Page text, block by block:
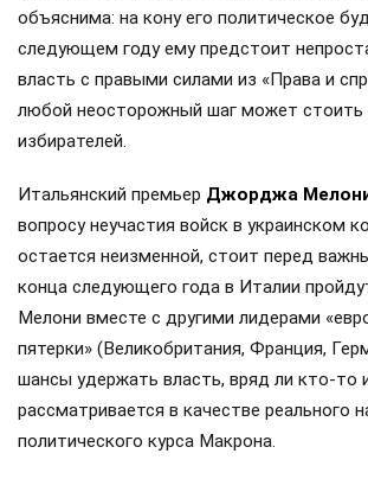
объяснима: на кону его политическое
следующем году ему предстоит
власть с правыми силами из «Права и
любой неосторожный шаг может стоить
избирателей.
Итальянский премьер Джорджа
вопросу неучастия войск в украинском
остается неизменной, стоит перед
конца следующего года в Италии
Мелони вместе с другими лидерами
пятерки» (Великобритания, Франция,
шансы удержать власть, вряд ли кто-то
рассматривается в качестве реального
политического курса Макрона.